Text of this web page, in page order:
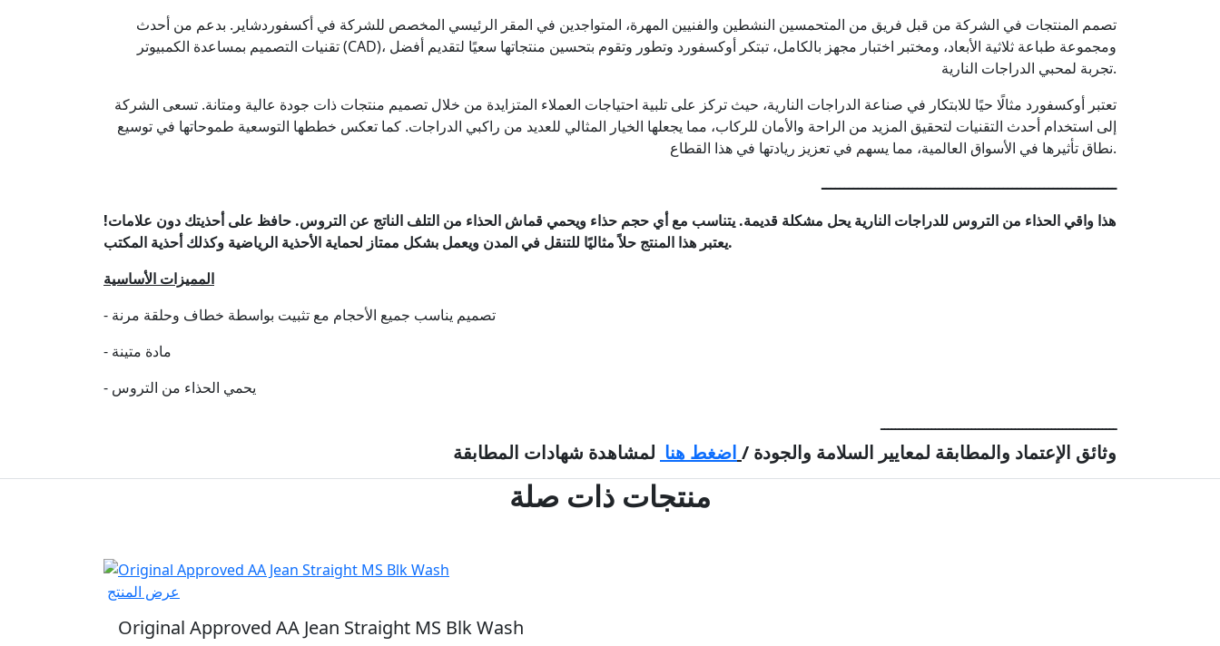
تصمم المنتجات في الشركة من قبل فريق من المتحمسين النشطين والفنيين المهرة، المتواجدين في المقر الرئيسي المخصص للشركة في أكسفوردشاير. بدعم من أحدث
تقنيات التصميم بمساعدة الكمبيوتر (CAD)، ومجموعة طباعة ثلاثية الأبعاد، ومختبر اختبار مجهز بالكامل، تبتكر أوكسفورد وتطور وتقوم بتحسين منتجاتها سعيًا لتقديم أفضل
تجربة لمحبي الدراجات النارية.
تعتبر أوكسفورد مثالًا حيًا للابتكار في صناعة الدراجات النارية، حيث تركز على تلبية احتياجات العملاء المتزايدة من خلال تصميم منتجات ذات جودة عالية ومتانة. تسعى الشركة
إلى استخدام أحدث التقنيات لتحقيق المزيد من الراحة والأمان للركاب، مما يجعلها الخيار المثالي للعديد من راكبي الدراجات. كما تعكس خططها التوسعية طموحاتها في توسيع
نطاق تأثيرها في الأسواق العالمية، مما يسهم في تعزيز ريادتها في هذا القطاع.
ـــــــــــــــــــــــــــــــــــــــــــــــــــــــــــــــــ
هذا واقي الحذاء من التروس للدراجات النارية يحل مشكلة قديمة. يتناسب مع أي حجم حذاء ويحمي قماش الحذاء من التلف الناتج عن التروس. حافظ على أحذيتك دون علامات!
يعتبر هذا المنتج حلاً مثاليًا للتنقل في المدن ويعمل بشكل ممتاز لحماية الأحذية الرياضية وكذلك أحذية المكتب.
المميزات الأساسية
- تصميم يناسب جميع الأحجام مع تثبيت بواسطة خطاف وحلقة مرنة
- مادة متينة
- يحمي الحذاء من التروس
ـــــــــــــــــــــــــــــــــــــــــــــــــــــــــــــــــ
وثائق الإعتماد والمطابقة لمعايير السلامة والجودة / اضغط هنا لمشاهدة شهادات المطابقة
منتجات ذات صلة
عرض المنتج
Original Approved AA Jean Straight MS Blk Wash